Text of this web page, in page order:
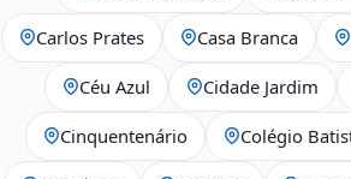
Carlos Prates Casa Branca
Céu Azul Cidade Jardim
Cinquentenário Colégio